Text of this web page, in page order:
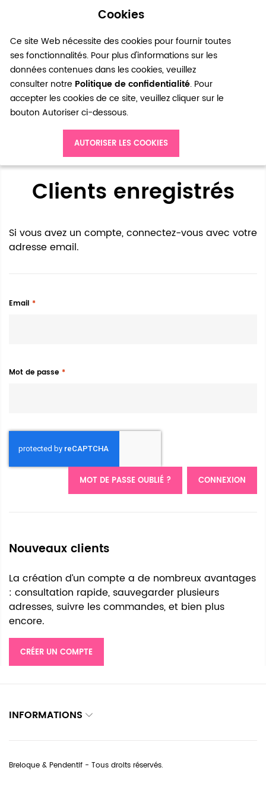
Cookies
Ce site Web nécessite des cookies pour fournir toutes
ses fonctionnalités. Pour plus d'informations sur les
données contenues dans les cookies, veuillez
consulter notre Politique de confidentialité. Pour
accepter les cookies de ce site, veuillez cliquer sur le
bouton Autoriser ci-dessous.
AUTORISER LES COOKIES
0
Accès client
Clients enregistrés
Si vous avez un compte, connectez-vous avec votre
adresse email.
Email
Mot de passe
CONNEXION
MOT DE PASSE OUBLIÉ ?
Nouveaux clients
La création d’un compte a de nombreux avantages
: consultation rapide, sauvegarder plusieurs
adresses, suivre les commandes, et bien plus
encore.
CRÉER UN COMPTE
INFORMATIONS
Breloque & Pendentif - Tous droits réservés.